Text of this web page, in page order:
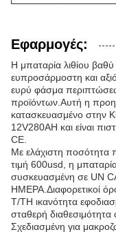
Εφαρμογές:
Η μπαταρία λιθίου
ευπροσάρμοστη και
ευρύ φάσμα
προϊόντων.Αυτή η
κατασκευασμένο στην
12V280AH και είναι
CE.
Με ελάχιστη ποσότητα
τιμή 600usd, η
συσκευασμένη σε UN
ΗΜΕΡΑ.Διαφορετικοί
T/TΗ ικανότητα
σταθερή
Σχεδιασμένη για